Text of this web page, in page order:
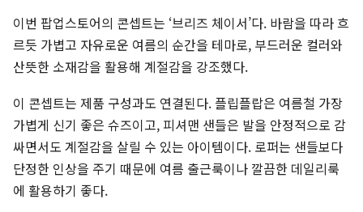
이번 팝업스토어의 콘셉트는 ‘브리즈 체이서’다. 바람을 따라 흐
르듯 가볍고 자유로운 여름의 순간을 테마로, 부드러운 컬러와
산뜻한 소재감을 활용해 계절감을 강조했다.
이 콘셉트는 제품 구성과도 연결된다. 플립플랍은 여름철 가장
가볍게 신기 좋은 슈즈이고, 피셔맨 샌들은 발을 안정적으로 감
싸면서도 계절감을 살릴 수 있는 아이템이다. 로퍼는 샌들보다
단정한 인상을 주기 때문에 여름 출근룩이나 깔끔한 데일리룩
에 활용하기 좋다.